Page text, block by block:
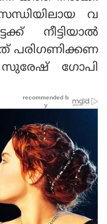
വ
നീട്ടിയാല്‍
പരിഗണിക്കണ
ഗോപി